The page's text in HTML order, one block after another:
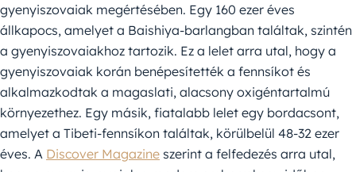
gyenyiszovaiak megértésében. Egy 160 ezer éves
állkapocs, amelyet a Baishiya-barlangban találtak, szintén
a gyenyiszovaiakhoz tartozik. Ez a lelet arra utal, hogy a
gyenyiszovaiak korán benépesítették a fennsíkot és
alkalmazkodtak a magaslati, alacsony oxigéntartalmú
környezethez. Egy másik, fiatalabb lelet egy bordacsont,
amelyet a Tibeti-fennsíkon találtak, körülbelül 48-32 ezer
éves. A Discover Magazine szerint a felfedezés arra utal,